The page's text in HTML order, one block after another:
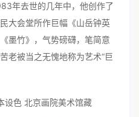
年去世的几年中，他创作了
大会堂所作巨幅《山岳钟英
墨竹》，气势磅礴，笔简意
老被当之无愧地称为艺术“巨
色 北京画院美术馆藏